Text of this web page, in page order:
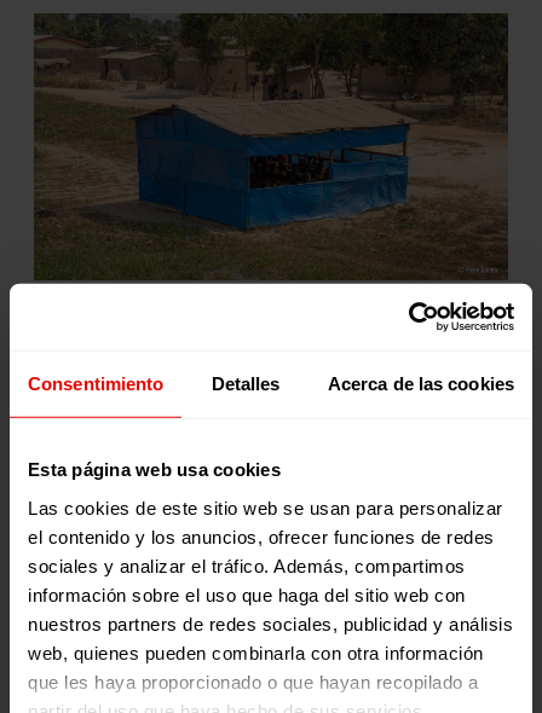
Consentimiento Detalles Acerca de las cookies
Esta página web usa cookies
Las cookies de este sitio web se usan para personalizar
el contenido y los anuncios, ofrecer funciones de redes
sociales y analizar el tráfico. Además, compartimos
información sobre el uso que haga del sitio web con
nuestros partners de redes sociales, publicidad y análisis
web, quienes pueden combinarla con otra información
que les haya proporcionado o que hayan recopilado a
Ejemplos de Educación como Refugio en
el Mundo
Ucrania: Respuesta rápida para la infancia
refugiada
En respuesta a la crisis generada por el conflicto en
Ucrania, diversas organizaciones han implementado
sistemas educativos deenseñanza híbrida, que combinan
clases presenciales y virtuales, lo que ha permitido
integrar a los niños y niñas refugiados ucranianos en los
sistemas educativos de varios países europeos. Esta
respuesta rápida ha sido fundamental para ofrecerles